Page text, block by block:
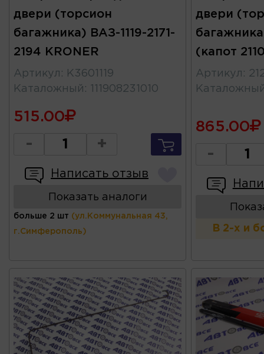
двери (торсион
багажника) ВАЗ-1119-2171-
2194 KRONER
Артикул :
K3601119
Каталожный : 111908231010
515.00
- +
Написать отзыв
Показать аналоги
больше 2 шт (ул.Коммунальная 43,
г.Симферополь)
двери
(капот
Артикул :
865.00
-
В 2-х и